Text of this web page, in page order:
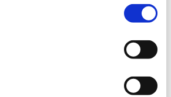
como parte de la solución
de eZ Commerce. A partir de
se han beneficiado de
fácilmente y sin problemas.